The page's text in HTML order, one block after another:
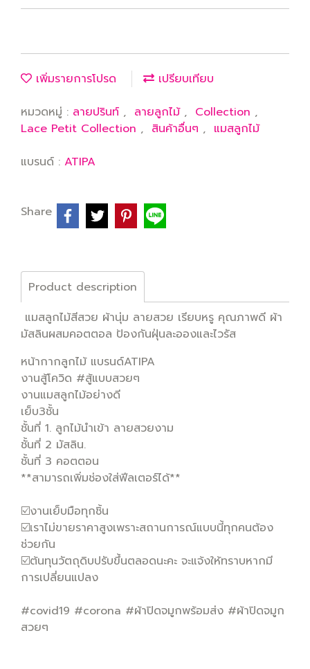
เพิ่มรายการโปรด
เปรียบเทียบ
หมวดหมู่ : ลายปรินท์ , ลายลูกไม้ , Collection ,
Lace Petit Collection , สินค้าอื่นๆ , แมสลูกไม้
แบรนด์ : ATIPA
Share
Product description
แมสลูกไม้สีสวย ผ้านุ่ม ลายสวย เรียบหรู คุณภาพดี ผ้า
มัสลินผสมคอตตอล ป้องกันฝุ่นละอองและไวรัส
หน้ากากลูกไม้​ แบรนด์​ATIPA
งานสู้โควิด​ #สู้แบบสวยๆ
งานแมสลูกไม้อย่างดี
เย็บ3ชั้น
ชั้นที่ 1. ลูกไม้นำเข้า ลายสวยงาม
ชั้นที่ 2 มัสลิน.
ชั้นที่ 3 คอตตอน​
**สามารถเพิ่มช่องใส่ฟีลเตอร์ได้**
☑️งานเย็บมือทุกชิ้น
☑️เราไม่ขายราคาสูงเพราะสถานการณ์​แบบนี้​ทุกคนต้อง
ช่วยกัน
☑️ต้นทุนวัตถุดิบ​ปรับขึ้นตลอดนะคะ​ จะแจ้งให้ทราบหากมี
การเปลี่ยนแปลง
#covid19 #corona #ผ้าปิดจมูกพร้อมส่ง #ผ้าปิดจมูก
สวยๆ